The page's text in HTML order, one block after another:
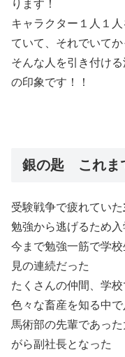
ります！
キャラクター１人１
ていて、それでいて
そんな人を引き付け
の印象です！！
銀の匙 これま
受験戦争で疲れていた
勉強から逃げるため
今まで勉強一筋で学
見の連続だった
たくさんの仲間、学
色々な畜産を知る中
馬術部の先輩であっ
がら副社長となった